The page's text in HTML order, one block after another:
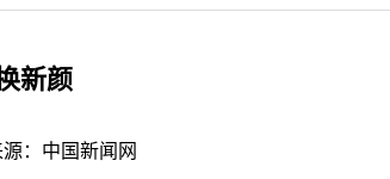
新颜
源：中国新闻网